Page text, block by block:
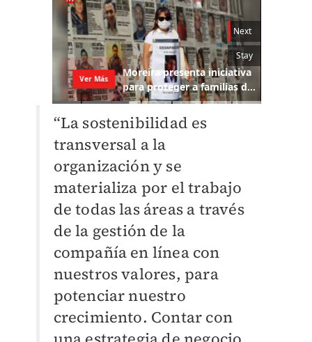
“La sostenibilidad es
transversal a la
organización y se
materializa por el trabajo
de todas las áreas a través
de la gestión de la
compañía en línea con
nuestros valores, para
potenciar nuestro
crecimiento. Contar con